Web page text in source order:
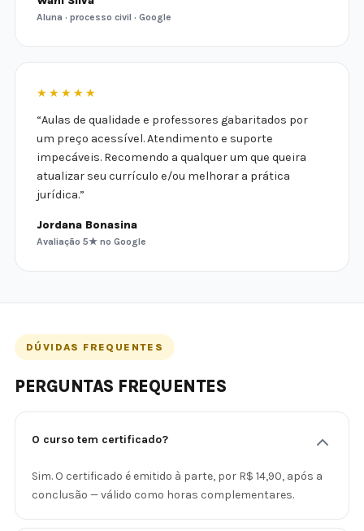
Aluna · processo civil · Google
★★★★★
“Aulas de qualidade e professores gabaritados por
um preço acessível. Atendimento e suporte
impecáveis. Recomendo a qualquer um que queira
atualizar seu currículo e/ou melhorar a prática
jurídica.”
Jordana Bonasina
Avaliação 5★ no Google
DÚVIDAS FREQUENTES
PERGUNTAS FREQUENTES
O curso tem certificado?
Sim. O certificado é emitido à parte, por R$ 14,90, após a
conclusão — válido como horas complementares.